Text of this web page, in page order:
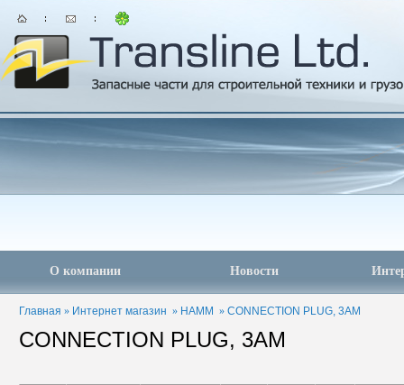
О компании Новости
Главная » Интернет магазин » HAMM » CONNECTION PLUG, 3AM
CONNECTION PLUG, 3AM